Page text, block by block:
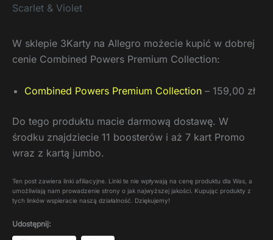
Scarlet & Violet
W sklepie 3Karty na Allegro możecie kupić w dobrej
cenie Combined Powers Premium Collection:
Combined Powers Premium Collection – 159,00 zł
Do tego produktu macie darmową dostawę. W
środku znajdziecie 11 boosterów i aż 7 kart Promo
wraz z kartą jumbo.
Ten post zawiera linki afiliacyjne. Linki te nie wpływają na cenę produktu dla Was, a
umożliwiają nam prowadzenie strony o jak najwyższej jakości. Kupując produkty z
tych linków wspieracie naszą działalność. Dziękujemy!
Udostępnij: